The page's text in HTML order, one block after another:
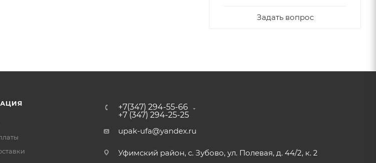
Задать вопрос
+7(347) 294-55-66
+7 (347) 294-25-25
upak-ufa@yandex.ru
Уфимский район, с. Зубово, ул. Полевая, д. 44/2, к. 2